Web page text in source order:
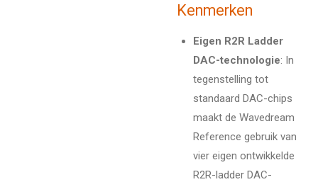
Kenmerken
Eigen R2R Ladder
DAC-technologie: In
tegenstelling tot
standaard DAC-chips
maakt de Wavedream
Reference gebruik van
vier eigen ontwikkelde
R2R-ladder DAC-